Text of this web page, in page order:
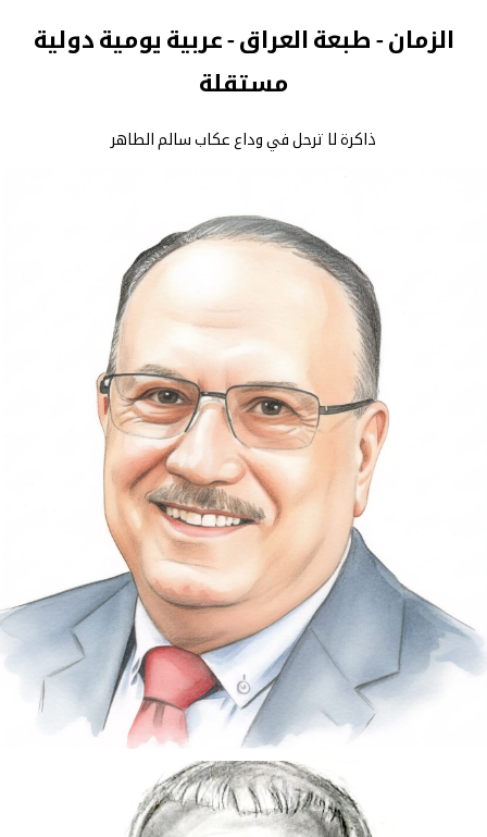
الزمان - طبعة العراق - عربية يومية دولية
مستقلة
ذاكرة لا ترحل في وداع عكاب سالم الطاهر